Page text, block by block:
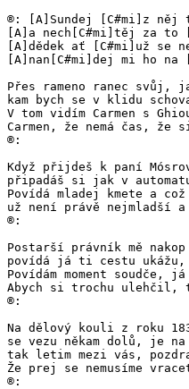
®: [A]Sundej [C#mi]z něj
[A]a nech[C#mi]těj za to
[A]dědek ať [C#mi]už se
[A]nan[C#mi]dej mi ho
Přes rameno ranec svůj,
kam bych se v klidu
V tom vidím Carmen s
Carmen, že nemá čas,
®:
Když přijdeš k paní
připadáš si jak v
Povídá mladej kmete a
už není právě nejmladší
®:
Postarší právník mě
povídá já ti cestu ukážu,
Povídám moment soudče,
Abych si trochu ulehčil,
®:
Na dělový kouli z roku
se vezu někam dolů, je
tak letim mezi vás,
Že prej se nemusíme
®: